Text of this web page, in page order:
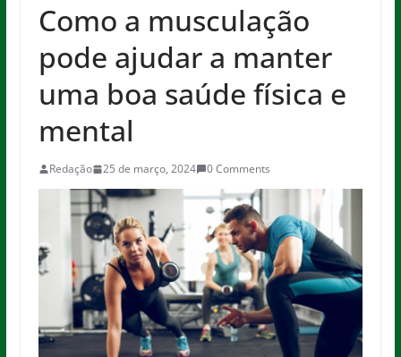
Como a musculação
pode ajudar a manter
uma boa saúde física e
mental
Redação 25 de março, 2024 0 Comments